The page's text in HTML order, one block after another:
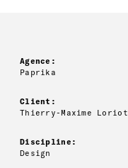
Agence:
Paprika
Client:
Thierry-Maxime Loriot
Discipline:
Design